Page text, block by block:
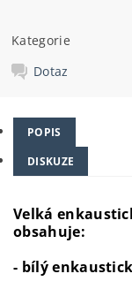
Kategorie
Dotaz
POPIS
DISKUZE
Velká
obsahuje:
- bílý